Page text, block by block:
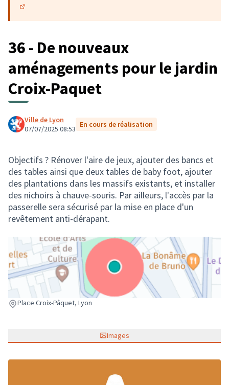
36 - De nouveaux
aménagements pour le jardin
Croix-Paquet
Ville de Lyon
07/07/2025 08:53 En cours de réalisation
Objectifs ? Rénover l'aire de jeux, ajouter des bancs et
des tables ainsi que deux tables de baby foot, ajouter
des plantations dans les massifs existants, et installer
des nichoirs à chauve-souris. Par ailleurs, l'accès par la
passerelle sera sécurisé par la mise en place d'un
revêtement anti-dérapant.
Place Croix-Pâquet, Lyon
(Lien externe)
Images